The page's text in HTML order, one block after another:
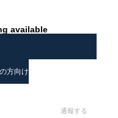
available
方向け
通報する